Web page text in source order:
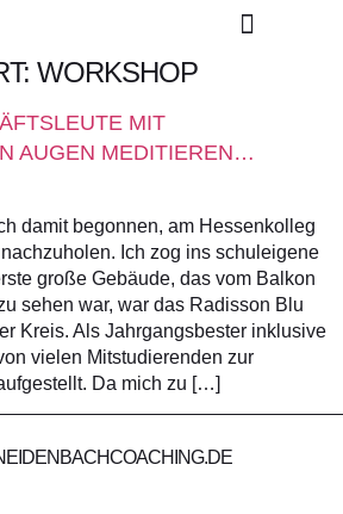
WORKSHOP
MIT
AUGEN MEDITIEREN…
damit begonnen, am Hessenkolleg
Ich zog ins schuleigene
große Gebäude, das vom Balkon
sehen war, war das Radisson Blu
Kreis. Als Jahrgangsbester inklusive
vielen Mitstudierenden zur
Da mich zu […]